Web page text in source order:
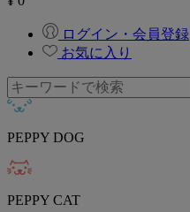
ログイン・会員登録
お気に入り
PEPPY DOG
PEPPY CAT